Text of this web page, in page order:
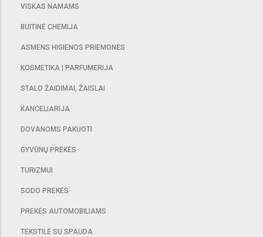
VISKAS NAMAMS
BUITINĖ CHEMIJA
ASMENS HIGIENOS PRIEMONĖS
KOSMETIKA | PARFUMERIJA
STALO ŽAIDIMAI, ŽAISLAI
KANCELIARIJA
DOVANOMS PAKUOTI
GYVŪNŲ PREKĖS
TURIZMUI
SODO PREKĖS
PREKĖS AUTOMOBILIAMS
TEKSTILĖ SU SPAUDA